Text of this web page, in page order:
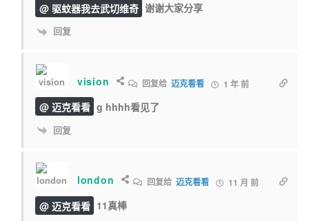
@ 驱蚊器我去武切维奇 谢谢大家分享
回复
vision 回复给迈克看看 1 年 前
@ 迈克看看 g hhhh看见了
回复
london 回复给迈克看看 11 月 前
@ 迈克看看 11真棒